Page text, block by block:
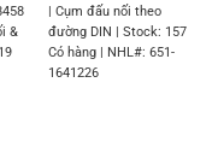
&
| Cụm đấu nối theo
đường DIN | Stock: 157
Có hàng | NHL#: 651-
1641226